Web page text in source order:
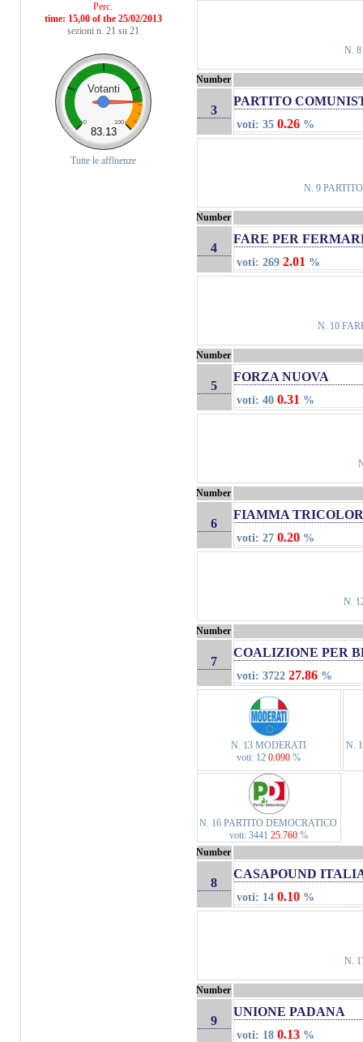
Perc.
time: 15,00 of the 25/02/2013
sezioni n. 21 su 21
Votanti
0 100
83.13
Tutte le affluenze
N.
Number
3
PARTITO
voti: 350.26 %
N. 9
Number
4
FARE PER
voti: 2692.01 %
N. 10
Number
5
FORZA NUOVA
voti: 400.31 %
Number
6
FIAMMA
voti: 270.20 %
N.
Number
7
COALIZIONE PER
voti: 372227.86 %
N. 13 MODERATI
voti: 12 0.090 %
N.
N. 16 PARTITO DEMOCRATICO
voti: 3441 25.760 %
Number
8
CASAPOUND
voti: 140.10 %
N.
Number
9
UNIONE PADANA
voti: 180.13 %